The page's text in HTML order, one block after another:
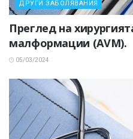
ДРУГИ ЗАБОЛЯВАНИЯ
Преглед на
малформации (AVM).
05/03/2024